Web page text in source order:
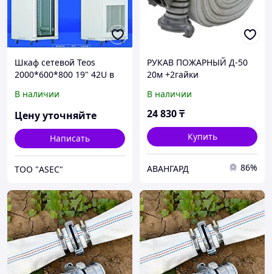
Шкаф сетевой Teos
2000*600*800 19" 42U в
передняя дверь со
стеклом, задняя дверь
перф
В наличии
Цену уточняйте
Написать
ТОО "ASEC"
РУКАВ ПОЖАРНЫЙ Д-50
20м +2гайки
В наличии
24 830₸
Купить
АВАНГАРД 86%